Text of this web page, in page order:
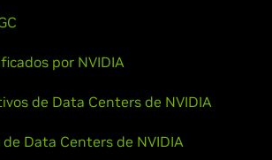
NVIDIA AI Enterprise en
NVIDIA AI Enterprise en Google
VMI que proporciona un tiempo de
por NVIDIA
de Data Centers de NVIDIA
de Data Centers de NVIDIA